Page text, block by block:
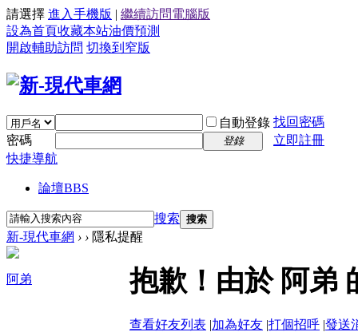
請選擇 進入手機版 | 繼續訪問電腦版
設為首頁收藏本站油價預測
開啟輔助訪問 切換到窄版
自動登錄 找回密碼
密碼
登錄
立即註冊
快捷導航
論壇BBS
搜索 搜索
新-現代車網 › › 隱私提醒
阿弟 抱歉！由於 阿弟
查看好友列表 |加為好友 |打個招呼 |發送